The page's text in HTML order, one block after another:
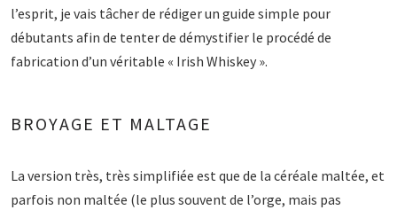
l’esprit, je vais tâcher de rédiger un guide simple pour
débutants afin de tenter de démystifier le procédé de
fabrication d’un véritable « Irish Whiskey ».
BROYAGE ET MALTAGE
La version très, très simplifiée est que de la céréale maltée, et
parfois non maltée (le plus souvent de l’orge, mais pas